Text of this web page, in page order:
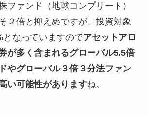
ファンド（地球コンプリート）
２倍と抑えめですが、投資対象
となっていますのでアセットアロ
が多く含まれるグローバル5.5倍
やグローバル３倍３分法ファン
い可能性がありますね。